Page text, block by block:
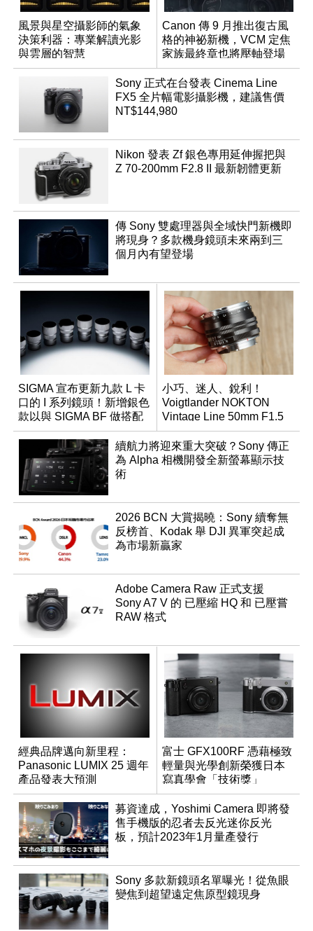
風景與星空攝影師的氣象
決策利器：專業解讀光影
與雲層的智慧
App「Atmos」登場
Canon 傳 9 月推出復古風
格的神祕新機，VCM 定焦
家族最終章也將壓軸登場
Sony 正式在台發表 Cinema Line
FX5 全片幅電影攝影機，建議售價
NT$144,980
Nikon 發表 Zf 銀色專用延伸握把與
Z 70-200mm F2.8 II 最新韌體更新
傳 Sony 雙處理器與全域快門新機即
將現身？多款機身鏡頭未來兩到三
個月內有望登場
SIGMA 宣布更新九款 L 卡
口的 I 系列鏡頭！新增銀色
款以與 SIGMA BF 做搭配
小巧、迷人、銳利！
Voigtlander NOKTON
Vintage Line 50mm F1.5
ASPH II
續航力將迎來重大突破？Sony 傳正
為 Alpha 相機開發全新螢幕顯示技
術
2026 BCN 大賞揭曉：Sony 續奪無
反榜首、Kodak 舉 DJI 異軍突起成
為市場新贏家
Adobe Camera Raw 正式支援
Sony A7 V 的 已壓縮 HQ 和 已壓嘗
RAW 格式
經典品牌邁向新里程：
Panasonic LUMIX 25 週年
產品發表大預測
富士 GFX100RF 憑藉極致
輕量與光學創新榮獲日本
寫真學會「技術獎」
募資達成，Yoshimi Camera 即將發
售手機版的忍者去反光迷你反光
板，預計2023年1月量產發行
Sony 多款新鏡頭名單曝光！從魚眼
變焦到超望遠定焦原型鏡現身